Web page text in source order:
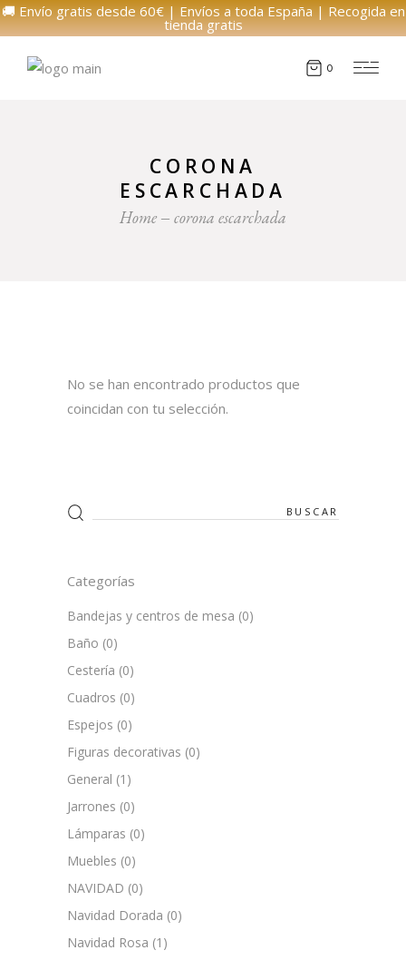
🚚 Envío gratis desde 60€ | Envíos a toda España | Recogida en
tienda gratis
0
CORONA
ESCARCHADA
Home corona escarchada
No se han encontrado productos que
coincidan con tu selección.
Search
for:
Categorías
Bandejas y centros de mesa (0)
Baño (0)
Cestería (0)
Cuadros (0)
Espejos (0)
Figuras decorativas (0)
General (1)
Jarrones (0)
Lámparas (0)
Muebles (0)
NAVIDAD (0)
Navidad Dorada (0)
Navidad Rosa (1)